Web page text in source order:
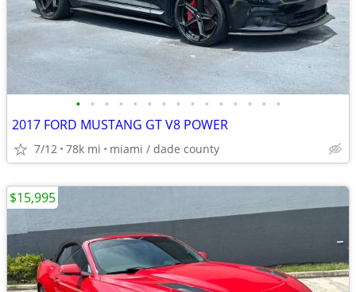
• • • • • • • • • • • • • • •
2017 FORD MUSTANG GT V8 POWER
7/12 78k mi miami / dade county
$15,995